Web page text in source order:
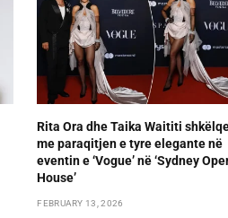
Rita Ora dhe Taika Waititi
me paraqitjen e tyre elegante në
eventin e ‘Vogue’ në ‘Sydney
House’
FEBRUARY 13, 2026